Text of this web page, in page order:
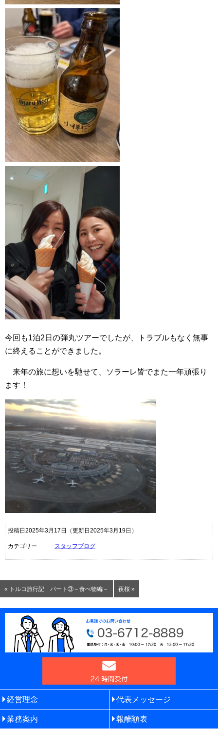
今回も1泊2日の弾丸ツアーでしたが、トラブルもなく無事
に終えることができました。
来年の旅に想いを馳せて、ソラーレ皆でまた一年頑張り
ます！
投稿日2025年3月17日 （更新日2025年3月19日）
カテゴリー スタッフブログ
« トルコ旅行記 パート③－食べ物編－ 夜桜 »
経営理念 代表メッセージ
業務案内 報酬額表